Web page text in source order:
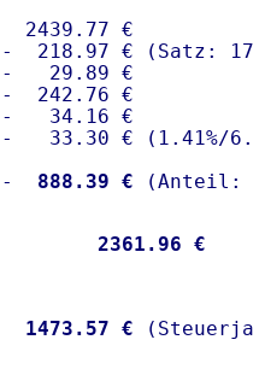
€
-  218.97 € (Satz:
-   29.89 €
242.76 €
34.16 €
33.30 € ( 1.41%/
  888.39 €
2361.96 €
1473.57 €